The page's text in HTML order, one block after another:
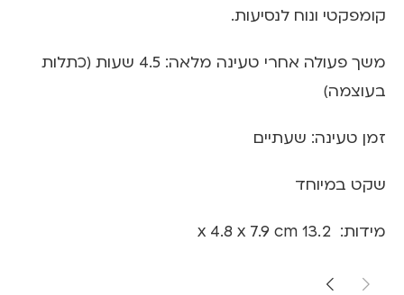
קומפקטי ונוח לנסיעות.
משך פעולה אחרי טעינה מלאה: 4.5 שעות (כתלות
בעוצמה)
זמן טעינה: שעתיים
שקט במיוחד
מידות: 13.2 x 4.8 x 7.9 cm